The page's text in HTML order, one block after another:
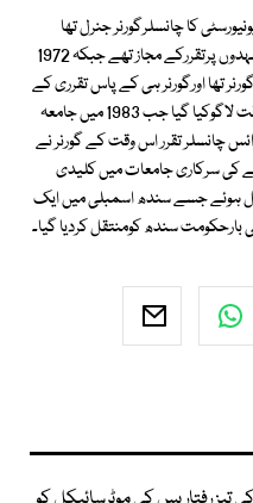
مطابق یونیورسٹی کا چانسلرگورنر جنرل تھا
اورگورنر جنرل ہی وائس چانسلر سمیت دیگر عہدوں پرتقررکے مجاز تھے جبکہ 1972
تھا اورگورنر ہی کے پاس تقرری کے
اختیار تھے، ان اختیارات کوعملی طور پر اس وقت لاگوکیا گیا جب 1983 میں جامعہ
چانسلر تقرر اس وقت کے گورنر نے
کی سرکاری جامعات میں کلیدی
ہوئے جسے سندھ اسمبلی میں ایک
سندھ کومنتقل کردیا گیا۔